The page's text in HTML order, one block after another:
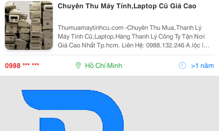
Chuyên Thu Máy Tính,Laptop Cũ Giá Cao
Thumuamaytinhcu.com -Chuyên Thu Mua,Thanh Lý
Máy Tính Cũ,Laptop,Hàng Thanh Lý Công Ty Tận Nơi
Giá Cao Nhất Tp.hcm. Liên Hệ: 0988.132.246 A.lộc |
Mail: Thanhlymaytinhcu@Gmail.com | Web:
Minhkhoicomputer Xem Video Dịch Vụ Của Chúng Tôi :
Youtube Xem Tr
0988 *** *** Hồ Chí Minh >1 năm